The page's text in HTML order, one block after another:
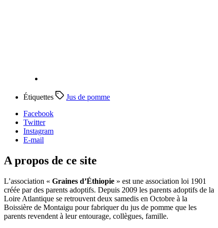
Étiquettes
Jus de pomme
Facebook
Twitter
Instagram
E-mail
A propos de ce site
L’association « Graines d’Éthiopie » est une association loi 1901
créée par des parents adoptifs. Depuis 2009 les parents adoptifs de la
Loire Atlantique se retrouvent deux samedis en Octobre à la
Boissière de Montaigu pour fabriquer du jus de pomme que les
parents revendent à leur entourage, collègues, famille.